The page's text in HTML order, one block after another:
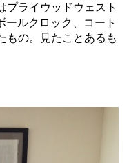
プライウッドウェスト
ールクロック、コート
もの。見たことあるも